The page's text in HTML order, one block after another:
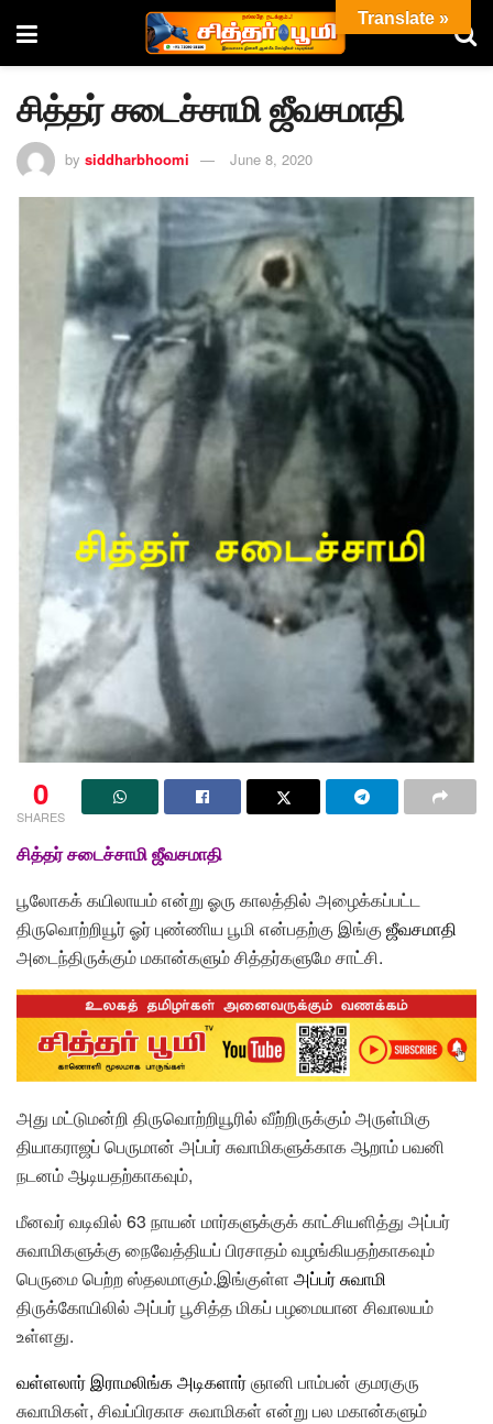
சித்தர் சடைச்சாமி ஜீவசமாதி
by siddharbhoomi June 8, 2020
0
SHARES
சித்தர் சடைச்சாமி ஜீவசமாதி
பூலோகக் கயிலாயம் என்று ஓரு காலத்தில் அழைக்கப்பட்ட
திருவொற்றியூர் ஓர் புண்ணிய பூமி என்பதற்கு இங்கு ஜீவசமாதி
அடைந்திருக்கும் மகான்களும் சித்தர்களுமே சாட்சி.
அது மட்டுமன்றி திருவொற்றியூரில் வீற்றிருக்கும் அருள்மிகு
தியாகராஜப் பெருமான் அப்பர் சுவாமிகளுக்காக ஆறாம் பவனி
நடனம் ஆடியதற்காகவும்,
மீனவர் வடிவில் 63 நாயன் மார்களுக்குக் காட்சியளித்து அப்பர்
சுவாமிகளுக்கு நைவேத்தியப் பிரசாதம் வழங்கியதற்காகவும்
பெருமை பெற்ற ஸ்தலமாகும்.இங்குள்ள அப்பர் சுவாமி
திருக்கோயிலில் அப்பர் பூசித்த மிகப் பழமையான சிவாலயம்
உள்ளது.
வள்ளலார் இராமலிங்க அடிகளார்ஞானி பாம்பன் குமரகுரு
சுவாமிகள், சிவப்பிரகாச சுவாமிகள் என்று பல மகான்களும்
Translate »